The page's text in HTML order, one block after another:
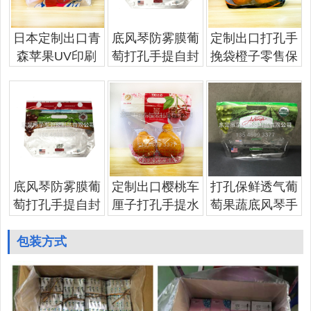
日本定制出口青
森苹果UV印刷
底风琴防雾膜葡
萄打孔手提自封
定制出口打孔手
挽袋橙子零售保
底风琴防雾膜葡
萄打孔手提自封
定制出口樱桃车
厘子打孔手提水
打孔保鲜透气葡
萄果蔬底风琴手
包装方式